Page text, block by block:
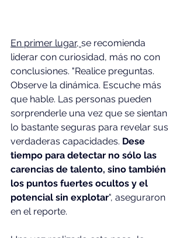
En primer lugar, se recomienda
liderar con curiosidad, más no con
conclusiones. "Realice preguntas.
Observe la dinámica. Escuche más
que hable. Las personas pueden
sorprenderle una vez que se sientan
lo bastante seguras para revelar sus
verdaderas capacidades. Dese
tiempo para detectar no sólo las
carencias de talento, sino también
los puntos fuertes ocultos y el
potencial sin explotar", aseguraron
en el reporte.